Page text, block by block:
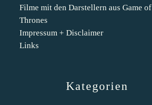
Kategorien
Filme mit den Darstellern aus Game of
Thrones
Impressum + Disclaimer
Links